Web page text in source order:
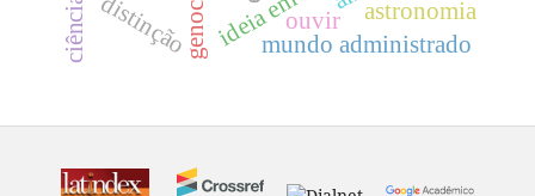
mundo administrado
distinção astronomia
ouvir